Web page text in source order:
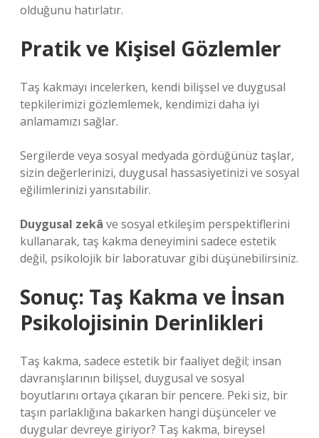
olduğunu hatırlatır.
Pratik ve Kişisel Gözlemler
Taş kakmayı incelerken, kendi bilişsel ve duygusal
tepkilerimizi gözlemlemek, kendimizi daha iyi
anlamamızı sağlar.
Sergilerde veya sosyal medyada gördüğünüz taşlar,
sizin değerlerinizi, duygusal hassasiyetinizi ve sosyal
eğilimlerinizi yansıtabilir.
Duygusal zekâ ve sosyal etkileşim perspektiflerini
kullanarak, taş kakma deneyimini sadece estetik
değil, psikolojik bir laboratuvar gibi düşünebilirsiniz.
Sonuç: Taş Kakma ve İnsan
Psikolojisinin Derinlikleri
Taş kakma, sadece estetik bir faaliyet değil; insan
davranışlarının bilişsel, duygusal ve sosyal
boyutlarını ortaya çıkaran bir pencere. Peki siz, bir
taşın parlaklığına bakarken hangi düşünceler ve
duygular devreye giriyor? Taş kakma, bireysel